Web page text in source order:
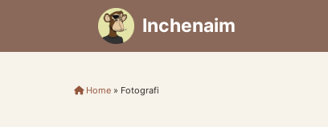
content
Inchenaim
Home » Fotografi